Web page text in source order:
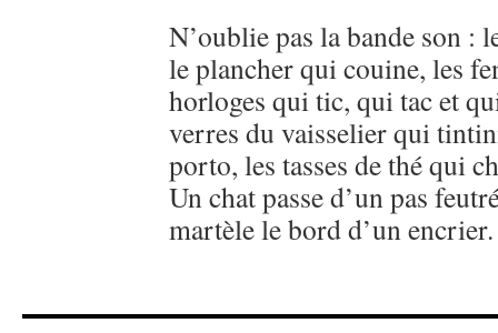
N’oublie pas la bande son :
le plancher qui couine, les
horloges qui tic, qui tac et
verres du vaisselier qui
porto, les tasses de thé qui
Un chat passe d’un pas
martèle le bord d’un encrier.